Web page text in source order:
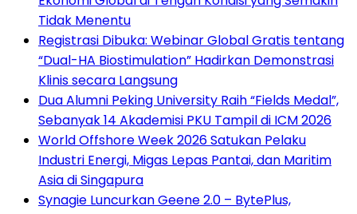
Tidak Menentu
Registrasi Dibuka: Webinar Global Gratis tentang
“Dual-HA Biostimulation” Hadirkan Demonstrasi
Klinis secara Langsung
Dua Alumni Peking University Raih “Fields Medal”,
Sebanyak 14 Akademisi PKU Tampil di ICM 2026
World Offshore Week 2026 Satukan Pelaku
Industri Energi, Migas Lepas Pantai, dan Maritim
Asia di Singapura
Synagie Luncurkan Geene 2.0 – BytePlus,